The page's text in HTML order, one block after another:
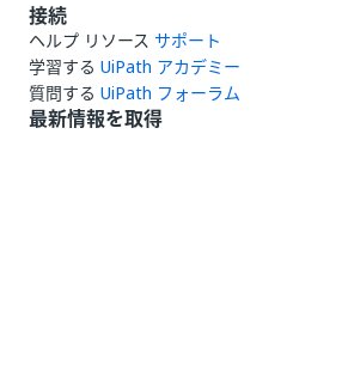
接続
ヘルプ リソース サポート
学習する UiPath アカデミー
質問する UiPath フォーラム
最新情報を取得